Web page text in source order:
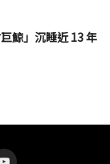
鯨」沉睡近 13 年